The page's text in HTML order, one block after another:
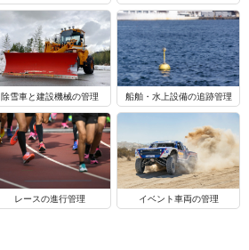
除雪車と建設機械の管理 船舶・水上設備の追跡管理
レースの進行管理 イベント車両の管理